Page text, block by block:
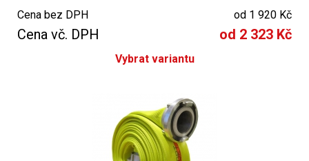
Cena bez DPH od 1 920 Kč
Cena vč. DPH od 2 323 Kč
Vybrat variantu